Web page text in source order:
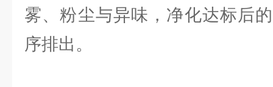
雾、粉尘与异味，净化达标后
序排出。